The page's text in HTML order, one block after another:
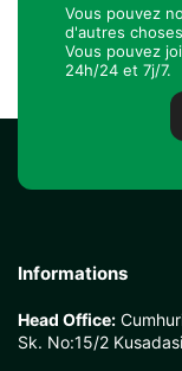
Vous pouvez
d'autres
Vous pouvez
24h/24 et 7j/7.
Informations
Head Office:
Sk. No:15/2